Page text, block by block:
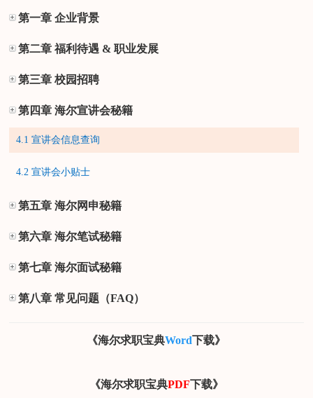
第一章 企业背景
第二章 福利待遇 & 职业发展
第三章 校园招聘
第四章 海尔宣讲会秘籍
4.1 宣讲会信息查询
4.2 宣讲会小贴士
第五章 海尔网申秘籍
第六章 海尔笔试秘籍
第七章 海尔面试秘籍
第八章 常见问题（FAQ）
《海尔求职宝典Word下载》
《海尔求职宝典PDF下载》